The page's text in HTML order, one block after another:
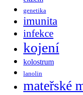
genetika
imunita
infekce
kojení
kolostrum
lanolin
mateřské